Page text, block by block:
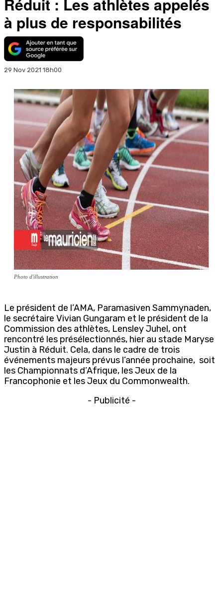
à plus de responsabilités
29 Nov 2021 18h00
Photo d'illustration
Le président de l’AMA, Paramasiven Sammynaden,
le secrétaire Vivian Gungaram et le président de la
Commission des athlètes, Lensley Juhel, ont
rencontré les présélectionnés, hier au stade Maryse
Justin à Réduit. Cela, dans le cadre de trois
événements majeurs prévus l’année prochaine, soit
les Championnats d’Afrique, les Jeux de la
Francophonie et les Jeux du Commonwealth.
- Publicité -